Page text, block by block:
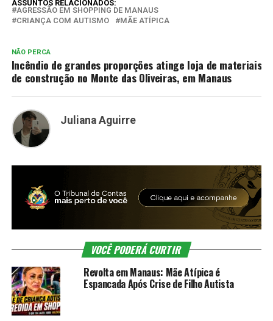
ASSUNTOS RELACIONADOS:
AGRESSÃO EM SHOPPING DE MANAUS
CRIANÇA COM AUTISMO
MÃE ATÍPICA
NÃO PERCA
Incêndio de grandes proporções atinge loja de materiais
de construção no Monte das Oliveiras, em Manaus
Juliana Aguirre
VOCÊ PODERÁ CURTIR
Revolta em Manaus: Mãe Atípica é
Espancada Após Crise de Filho Autista